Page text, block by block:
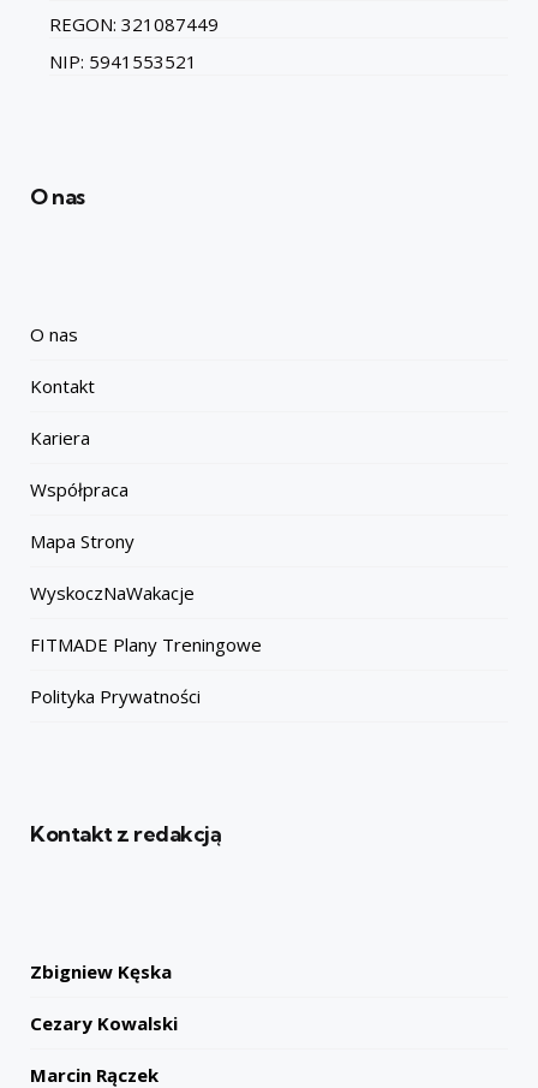
REGON: 321087449
NIP: 5941553521
O nas
O nas
Kontakt
Kariera
Współpraca
Mapa Strony
WyskoczNaWakacje
FITMADE Plany Treningowe
Polityka Prywatności
Kontakt z redakcją
Zbigniew Kęska
Cezary Kowalski
Marcin Rączek